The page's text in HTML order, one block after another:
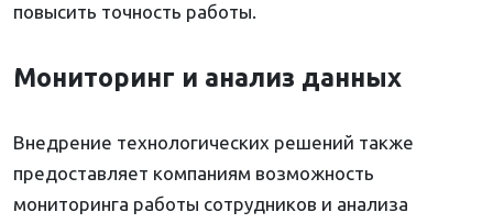
повысить точность работы.
Мониторинг и анализ данных
Внедрение технологических решений также
предоставляет компаниям возможность
мониторинга работы сотрудников и анализа